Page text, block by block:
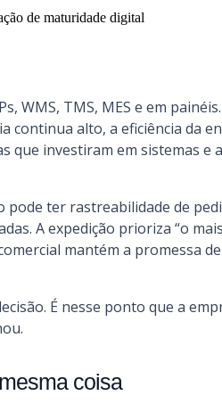
WMS, TMS, MES e em
alto, a eficiência da
investiram em sistemas e
ter rastreabilidade de
A expedição prioriza “o
mantém a promessa
É nesse ponto que a
coisa